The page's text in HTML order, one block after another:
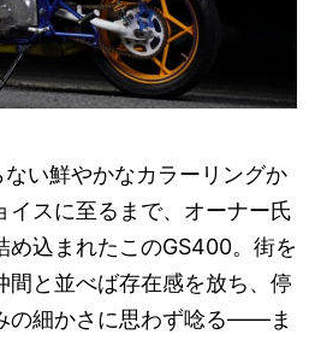
ない鮮やかなカラーリングか
イスに至るまで、オーナー氏
め込まれたこのGS400。街を
間と並べば存在感を放ち、停
の細かさに思わず唸る――ま